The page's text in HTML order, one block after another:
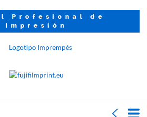
Profesional de
Impresión